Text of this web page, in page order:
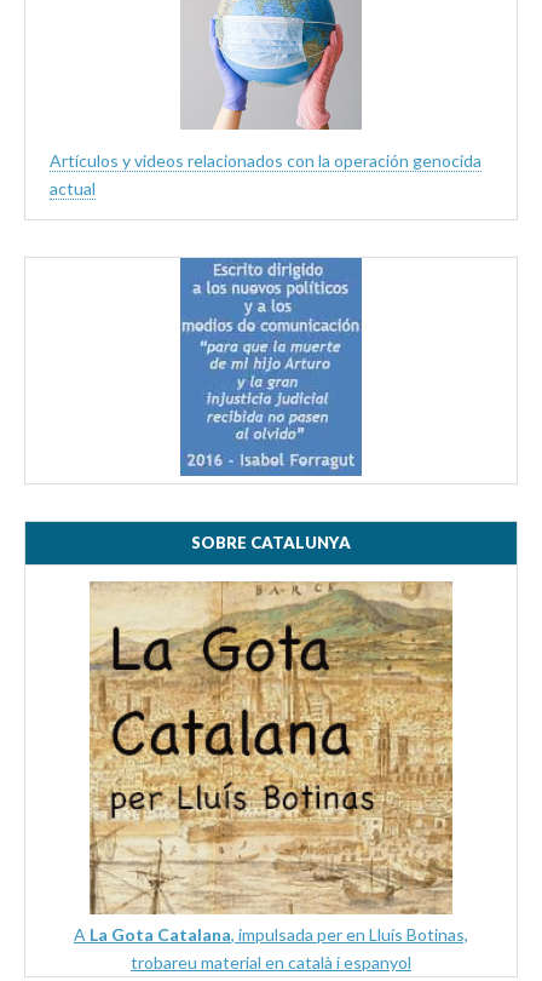
Artículos y videos relacionados con la operación genocida
actual
SOBRE CATALUNYA
A La Gota Catalana, impulsada per en Lluís Botinas,
trobareu material en català i espanyol